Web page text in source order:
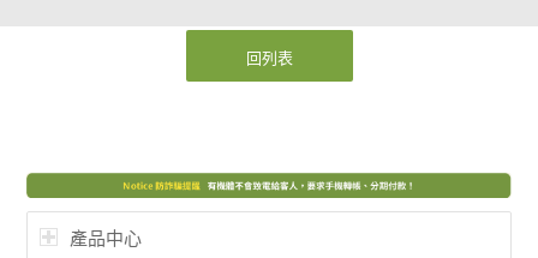
回列表
產品中心